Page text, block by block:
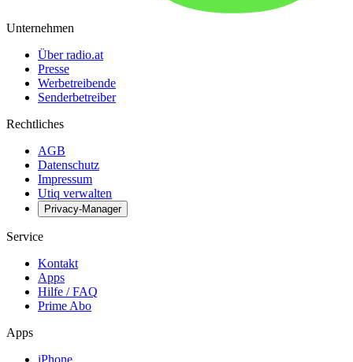
Unternehmen
Über radio.at
Presse
Werbetreibende
Senderbetreiber
Rechtliches
AGB
Datenschutz
Impressum
Utiq verwalten
Privacy-Manager
Service
Kontakt
Apps
Hilfe / FAQ
Prime Abo
Apps